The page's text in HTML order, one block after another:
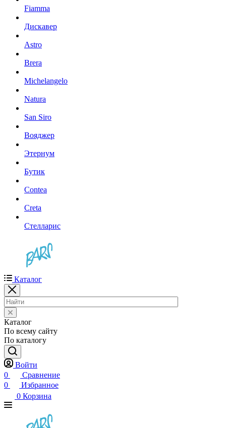
Fiamma
Дискавер
Astro
Brera
Michelangelo
Natura
San Siro
Вояджер
Этернум
Бутик
Contea
Creta
Стелларис
Каталог
Каталог
По всему сайту
По каталогу
Войти
0
Сравнение
0
Избранное
0 Корзина